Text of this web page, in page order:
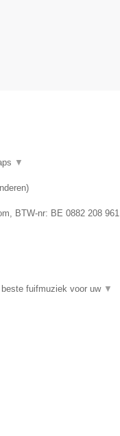
▼
)
, BTW-nr: BE 0882 208 961
fuifmuziek voor uw ▼